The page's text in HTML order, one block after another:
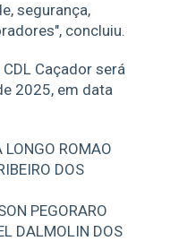
segurança,
concluiu.
Caçador será
2025, em data
ROMAO
DOS
PEGORARO
DALMOLIN DOS